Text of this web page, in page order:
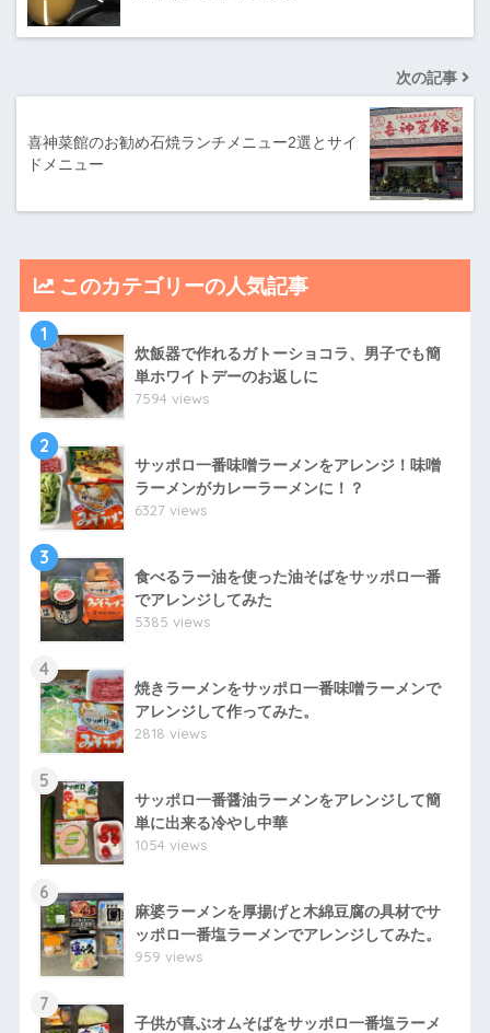
次の記事
喜神菜館のお勧め石焼ランチメニュー2選とサイ
ドメニュー
このカテゴリーの人気記事
1
炊飯器で作れるガトーショコラ、男子でも簡
単ホワイトデーのお返しに
7594 views
2
サッポロ一番味噌ラーメンをアレンジ！味噌
ラーメンがカレーラーメンに！？
6327 views
3
食べるラー油を使った油そばをサッポロ一番
でアレンジしてみた
5385 views
4
焼きラーメンをサッポロ一番味噌ラーメンで
アレンジして作ってみた。
2818 views
5
サッポロ一番醤油ラーメンをアレンジして簡
単に出来る冷やし中華
1054 views
6
麻婆ラーメンを厚揚げと木綿豆腐の具材でサ
ッポロ一番塩ラーメンでアレンジしてみた。
959 views
7
子供が喜ぶオムそばをサッポロ一番塩ラーメ